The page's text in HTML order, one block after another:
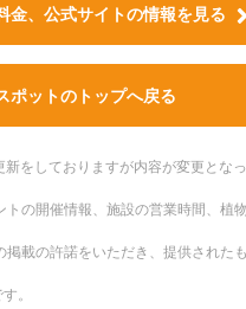
金、公式サイトの情報を見る
ポットのトップへ戻る
をしておりますが内容が変更とな
の開催情報、施設の営業時間、植
載の許諾をいただき、提供された
。